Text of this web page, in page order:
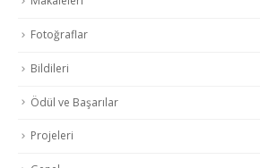
Fotoğraflar
Bildileri
Ödül ve Başarılar
Projeleri